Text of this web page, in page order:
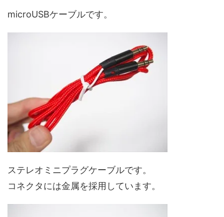
microUSBケーブルです。
ステレオミニプラグケーブルです。
コネクタには金属を採用しています。